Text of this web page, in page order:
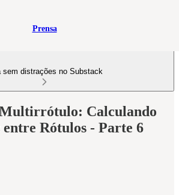
Prensa
sem distrações no Substack
Calculando
Rótulos - Parte 6